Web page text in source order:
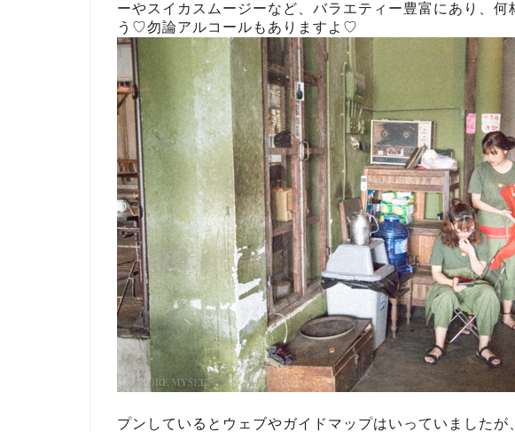
ーやスイカスムージーなど、バラエティー豊富にあり、
う♡勿論アルコールもありますよ♡
プンしているとウェブやガイドマップはいっていました